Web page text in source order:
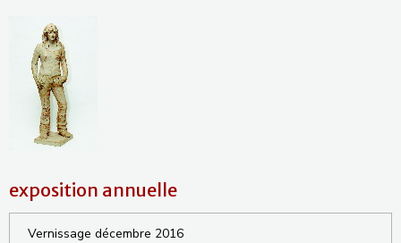
exposition annuelle
Vernissage décembre 2016